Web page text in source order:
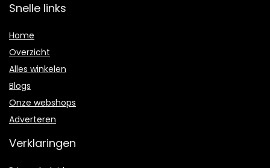
Snelle links
Home
Overzicht
Alles winkelen
Blogs
Onze webshops
Adverteren
Verklaringen